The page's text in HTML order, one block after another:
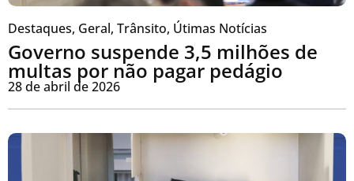
Destaques, Geral, Trânsito, Útimas Notícias
Governo suspende 3,5 milhões de
multas por não pagar pedágio
28 de abril de 2026